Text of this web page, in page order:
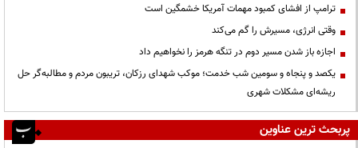
ترامپ از افشای کمبود مهمات آمریکا خشمگین است
وقتی انرژی، مسیرش را گم می‌کند
اجازه باز شدن مسیر دوم در تنگه هرمز را نخواهیم داد
یکصد و پنجاه و سومین شب خدمت؛ موکب شهدای رزکان، تریبون مردم و مطالبه‌گر حل
ریشه‌ای مشکلات شهری
پربحث ترین عناوین